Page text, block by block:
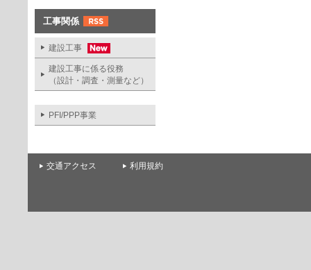
工事関係
建設工事
建設工事に係る役務
（設計・調査・測量など）
PFI/PPP事業
交通アクセス 利用規約